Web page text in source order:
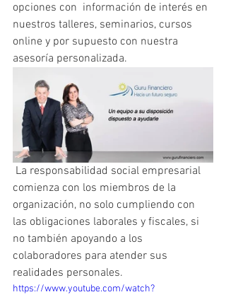
opciones con  información de interés en
nuestros talleres, seminarios, cursos
online y por supuesto con nuestra
asesoría personalizada.
comienza con los miembros de la
organización, no solo cumpliendo con
las obligaciones laborales y fiscales, si
no también apoyando a los
colaboradores para atender sus
realidades personales.
https://www.youtube.com/watch?